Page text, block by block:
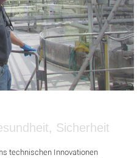
technischen Innovationen
Sicherheit